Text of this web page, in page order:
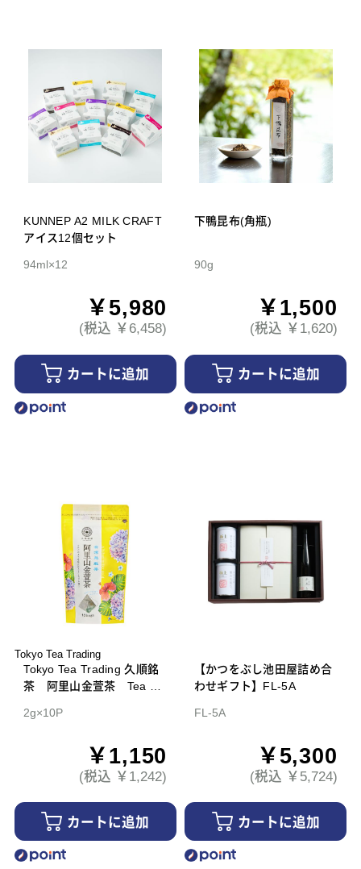
KUNNEP A2 MILK CRAFT
アイス12個セット
94ml×12
￥5,980
(税込 ￥6,458)
カートに追加
下鴨昆布(角瓶)
90g
￥1,500
(税込 ￥1,620)
カートに追加
Tokyo Tea Trading
Tokyo Tea Trading 久順銘
茶 阿里山金萱茶 Tea Ba
2g×10P
￥1,150
(税込 ￥1,242)
カートに追加
【かつをぶし池田屋詰め合
わせギフト】FL-5A
FL-5A
￥5,300
(税込 ￥5,724)
カートに追加